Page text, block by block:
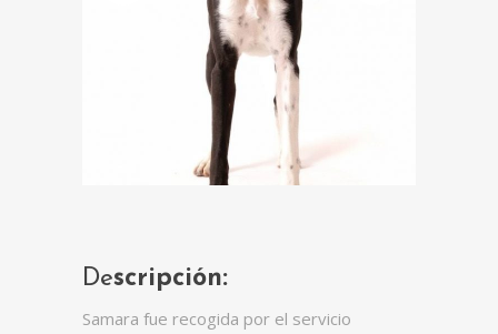
Descripción:
Samara fue recogida por el servicio